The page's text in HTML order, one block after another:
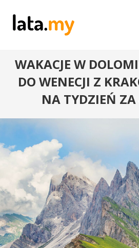
WAKACJE W
DO WENECJI Z
NA TYDZIEŃ